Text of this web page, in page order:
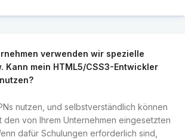
verwenden wir spezielle
Kann mein HTML5/CSS3-Entwickler
nutzen, und selbstverständlich können
den von Ihrem Unternehmen eingesetzten
dafür Schulungen erforderlich sind,